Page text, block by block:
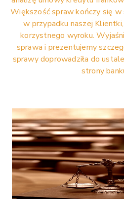
Większość spraw kończy się w
w przypadku naszej
korzystnego wyroku.
sprawa i prezentujemy
sprawy doprowadziła do
strony